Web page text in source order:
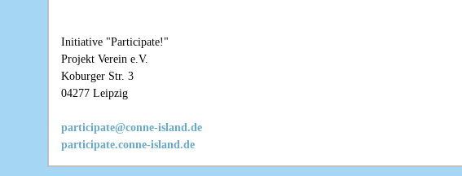
Initiative "Participate!"
Projekt Verein e.V.
Koburger Str. 3
04277 Leipzig
participate@conne-island.de
participate.conne-island.de